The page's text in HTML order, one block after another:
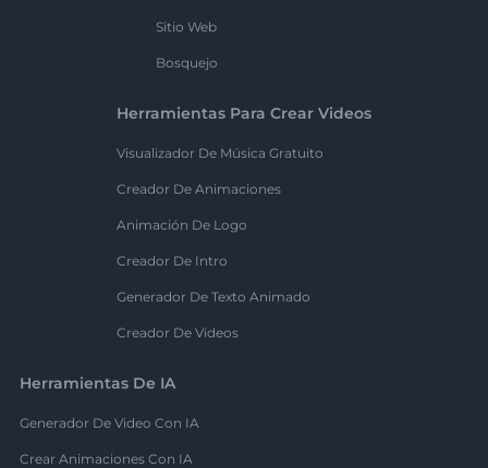
Sitio Web
Bosquejo
Herramientas Para Crear Videos
Visualizador De Música Gratuito
Creador De Animaciones
Animación De Logo
Creador De Intro
Generador De Texto Animado
Creador De Videos
Herramientas De IA
Generador De Video Con IA
Crear Animaciones Con IA